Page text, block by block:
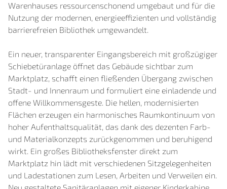
Warenhauses ressourcenschonend umgebaut und für die
Nutzung der modernen, energieeffizienten und vollständig
barrierefreien Bibliothek umgewandelt.
Ein neuer, transparenter Eingangsbereich mit großzügiger
Schiebetüranlage öffnet das Gebäude sichtbar zum
Marktplatz, schafft einen fließenden Übergang zwischen
Stadt- und Innenraum und formuliert eine einladende und
offene Willkommensgeste. Die hellen, modernisierten
Flächen erzeugen ein harmonisches Raumkontinuum von
hoher Aufenthaltsqualität, das dank des dezenten Farb-
und Materialkonzepts zurückgenommen und beruhigend
wirkt. Ein großes Bibliotheksfenster direkt zum
Marktplatz hin lädt mit verschiedenen Sitzgelegenheiten
und Ladestationen zum Lesen, Arbeiten und Verweilen ein.